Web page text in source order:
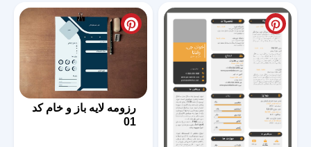
رزومه لایه باز و خام کد
01